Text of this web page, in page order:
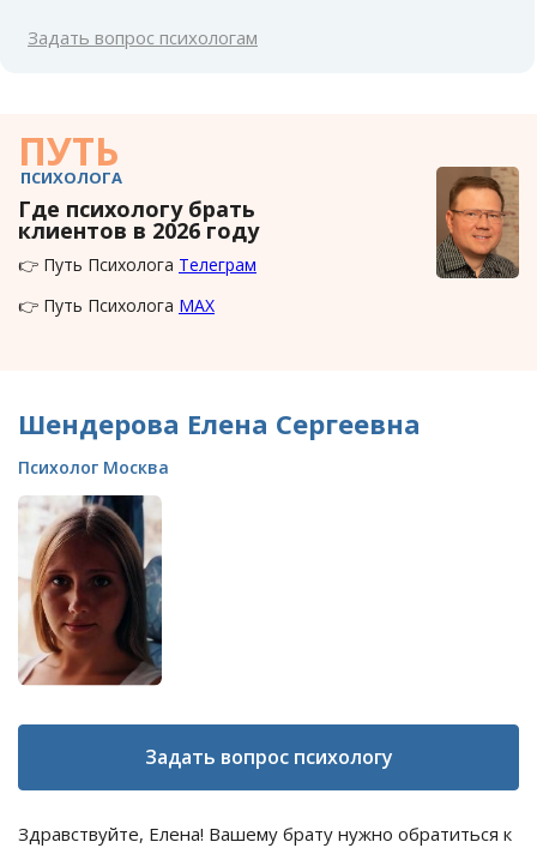
Задать вопрос психологам
ПУТЬ
ПСИХОЛОГА
Где психологу брать
клиентов в 2026 году
👉 Путь Психолога Телеграм
👉 Путь Психолога MAX
Шендерова Елена Сергеевна
Психолог Москва
Задать вопрос психологу
Здравствуйте, Елена! Вашему брату нужно обратиться к